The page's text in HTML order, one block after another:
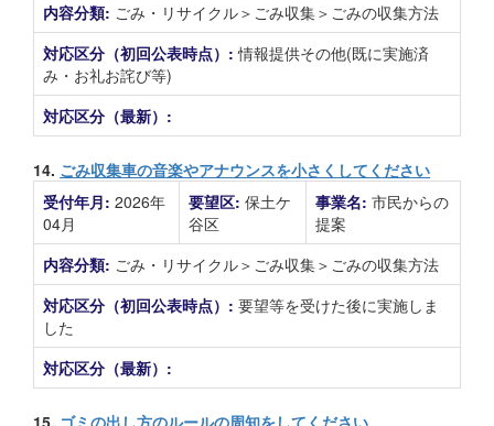
内容分類: ごみ・リサイクル＞ごみ収集＞ごみの収集方法
対応区分（初回公表時点）:情報提供その他(既に実施済
み・お礼お詫び等)
対応区分（最新）:
14. ごみ収集車の音楽やアナウンスを小さくしてください
受付年月: 2026年
04月
要望区: 保土ケ
谷区
事業名: 市民からの
提案
内容分類: ごみ・リサイクル＞ごみ収集＞ごみの収集方法
対応区分（初回公表時点）: 要望等を受けた後に実施しま
した
対応区分（最新）:
15. ゴミの出し方のルールの周知をしてください